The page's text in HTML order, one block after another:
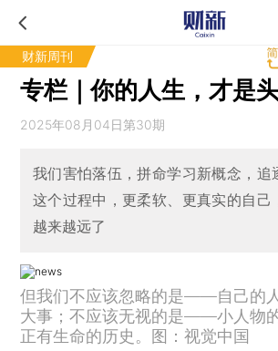
财新周刊
专栏｜你的人生，才是
2025年08月04日第30期
我们害怕落伍，拼命学习新概念，追
这个过程中，更柔软、更真实的自己
越来越远了
但我们不应该忽略的是——自己的
大事；不应该无视的是——小人物
正有生命的历史。图：视觉中国